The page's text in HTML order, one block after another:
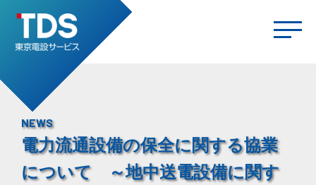
NEWS
電力流通設備の保全に関する協業
について ～地中送電設備に関す